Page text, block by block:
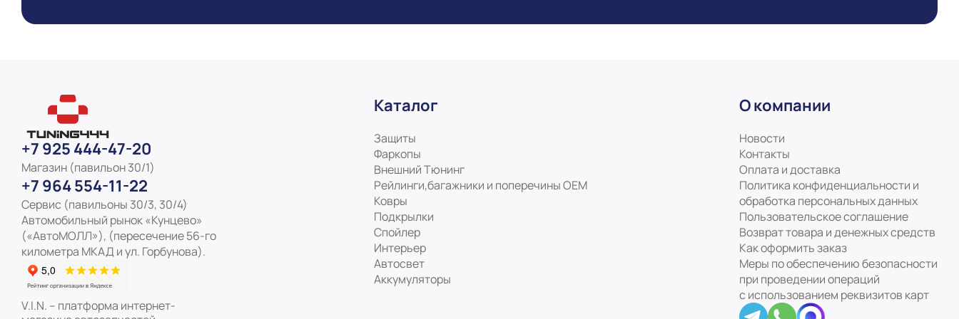
+7 925 444-47-20
Магазин (павильон 30/1)
+7 964 554-11-22
Сервис (павильоны 30/3, 30/4)
Автомобильный рынок «Кунцево»
(«АвтоМОЛЛ»), (пересечение 56-го
километра МКАД и ул. Горбунова).
V.I.N. – платформа интернет-
Каталог
Защиты
Фаркопы
Внешний Тюнинг
Рейлинги,багажники и поперечины ОЕМ
Ковры
Подкрылки
Спойлер
Интерьер
Автосвет
Аккумуляторы
О компании
Новости
Контакты
Оплата и доставка
Политика конфиденциальности и
обработка персональных данных
Пользовательское соглашение
Возврат товара и денежных средств
Как оформить заказ
Меры по обеспечению безопасности
при проведении операций
с использованием реквизитов карт